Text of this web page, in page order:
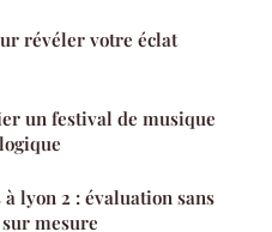
révéler votre éclat
un festival de musique
lyon 2 : évaluation sans
mesure